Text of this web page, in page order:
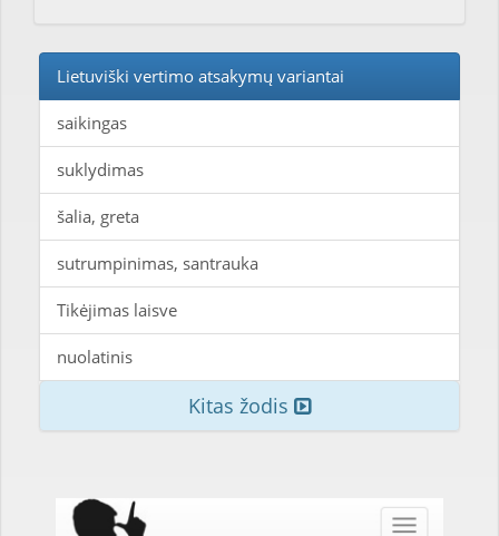
Lietuviški vertimo atsakymų variantai
saikingas
suklydimas
šalia, greta
sutrumpinimas, santrauka
Tikėjimas laisve
nuolatinis
Kitas žodis